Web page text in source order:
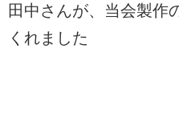
田中さんが、当会製作
くれました